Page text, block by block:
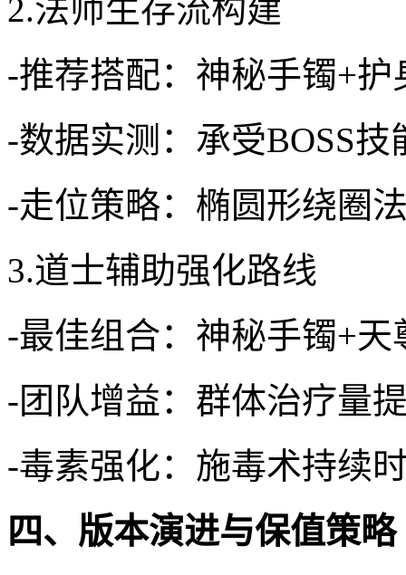
2.法师生存流构建
-推荐搭配：神秘手镯+
-数据实测：承受BOSS技
-走位策略：椭圆形绕圈
3.道士辅助强化路线
-最佳组合：神秘手镯+
-团队增益：群体治疗量
-毒素强化：施毒术持续
四、版本演进与保值策略